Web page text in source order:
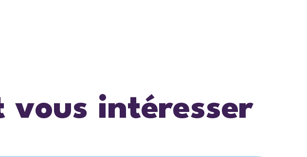
intéresser